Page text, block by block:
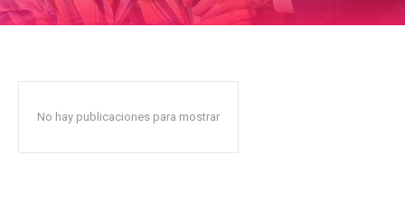
No hay publicaciones para mostrar